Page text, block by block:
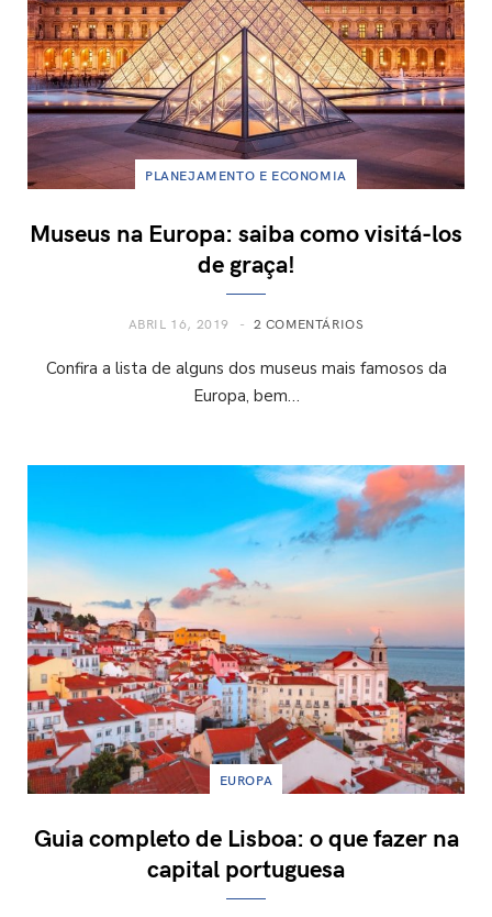
PLANEJAMENTO E ECONOMIA
Museus na Europa: saiba como visitá-los
de graça!
ABRIL 16, 2019 2 COMENTÁRIOS
Confira a lista de alguns dos museus mais famosos da
Europa, bem…
EUROPA
Guia completo de Lisboa: o que fazer na
capital portuguesa